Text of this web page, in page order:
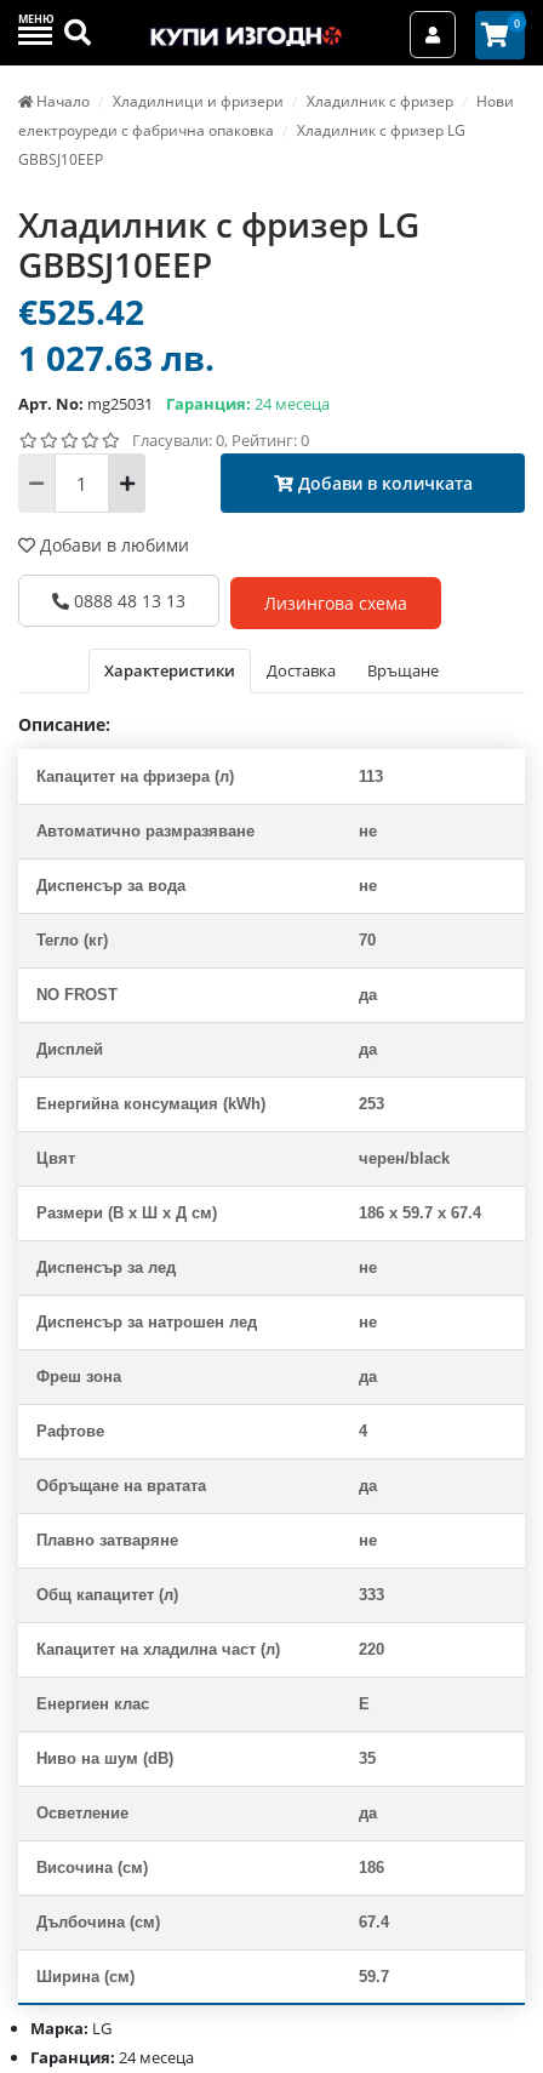
МЕНЮ Търси Вход / 0
Начало Хладилници и фризери Хладилник с фризер
Нови
електроуреди с фабрична опаковка
Хладилник с фризер LG
GBBSJ10EEP
Хладилник с фризер LG
GBBSJ10EEP
€525.42
1 027.63 лв.
Арт. No: mg25031 Гаранция: 24 месеца
Гласували: 0, Рейтинг: 0
Добави в количката
Добави в любими
0888 48 13 13 Лизингова схема
Характеристики Доставка Връщане
Описание:
Капацитет на фризера (л) 113
Автоматично размразяване не
Диспенсър за вода не
Тегло (кг) 70
NO FROST да
Дисплей да
Енергийна консумация (kWh) 253
Цвят черен/black
Размери (В х Ш х Д см) 186 x 59.7 x 67.4
Диспенсър за лед не
Диспенсър за натрошен лед не
Фреш зона да
Рафтове 4
Обръщане на вратата да
Плавно затваряне не
Общ капацитет (л) 333
Капацитет на хладилна част (л) 220
Енергиен клас Е
Ниво на шум (dB) 35
Осветление да
Височина (см) 186
Дълбочина (см) 67.4
Ширина (см) 59.7
Марка: LG
Гаранция: 24 месеца